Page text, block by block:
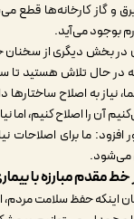
و گاز کارخانه‌ها قطع
بوجود می‌آید.
در بخش دیگری از سخنان
در حال تلاش هستید تا
نیاز به اصلاح ساختارها
آن را اصلاح کنیم، اما
ما برای اصلاحات
می‌شود.
خط مقدم مبارزه با
اینکه حفظ سلامت